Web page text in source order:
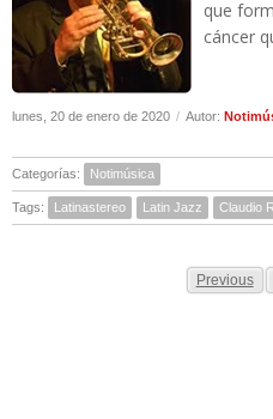
que
cáncer
lunes, 20 de enero de 2020 / Autor:
Categorías: Notimúsica
Tags: Latinastereo Latin Jazz Claudio
Previous